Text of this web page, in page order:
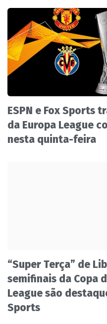
ESPN e Fox Sports
da Europa League
nesta quinta-feira
“Super Terça” de
semifinais da Copa
League são
Sports